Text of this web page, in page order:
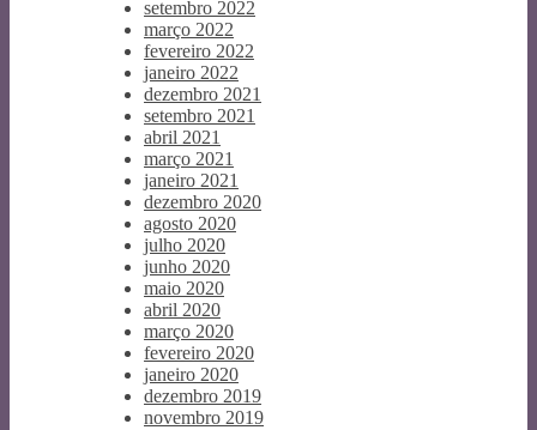
setembro 2022
março 2022
fevereiro 2022
janeiro 2022
dezembro 2021
setembro 2021
abril 2021
março 2021
janeiro 2021
dezembro 2020
agosto 2020
julho 2020
junho 2020
maio 2020
abril 2020
março 2020
fevereiro 2020
janeiro 2020
dezembro 2019
novembro 2019